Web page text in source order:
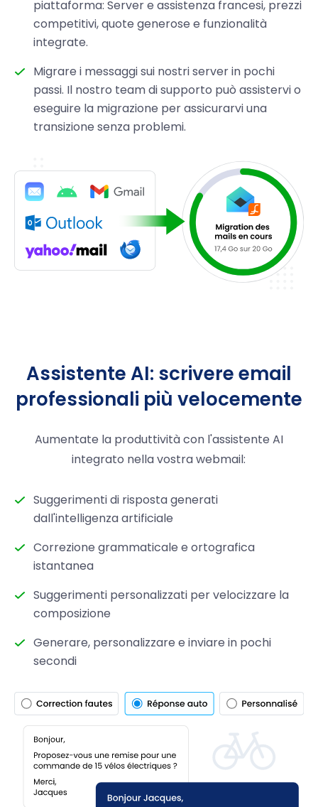
piattaforma: Server e assistenza francesi, prezzi
competitivi, quote generose e funzionalità
integrate.
Migrare i messaggi sui nostri server in pochi
passi. Il nostro team di supporto può assistervi o
eseguire la migrazione per assicurarvi una
transizione senza problemi.
Assistente AI: scrivere email
professionali più velocemente
Aumentate la produttività con l'assistente AI
integrato nella vostra webmail:
Suggerimenti di risposta generati
dall'intelligenza artificiale
Correzione grammaticale e ortografica
istantanea
Suggerimenti personalizzati per velocizzare la
composizione
Generare, personalizzare e inviare in pochi
secondi